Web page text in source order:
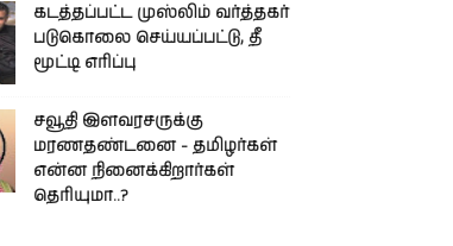
கடத்தப்பட்ட முஸ்லிம் வர்த்தகர்
படுகொலை செய்யப்பட்டு, தீ
மூட்டி எரிப்பு
சவூதி இளவரசருக்கு
மரணதண்டனை - தமிழர்கள்
என்ன நினைக்கிறார்கள்
தெரியுமா..?